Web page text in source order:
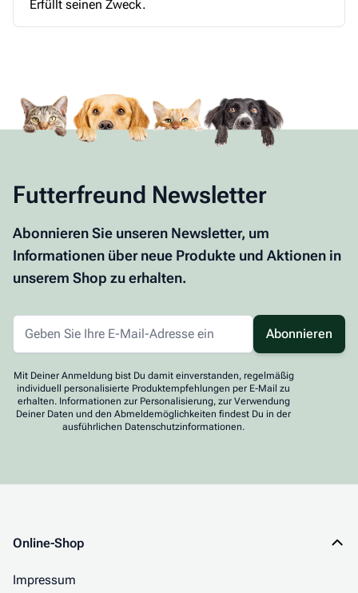
Futterfreund Newsletter
Abonnieren Sie unseren Newsletter, um
Informationen über neue Produkte und Aktionen in
unserem Shop zu erhalten.
Abonnieren
Mit Deiner Anmeldung bist Du damit einverstanden, regelmäßig
individuell personalisierte Produktempfehlungen per E-Mail zu
erhalten. Informationen zur Personalisierung, zur Verwendung
Deiner Daten und den Abmeldemöglichkeiten findest Du in der
ausführlichen Datenschutzinformationen.
Online-Shop
Impressum